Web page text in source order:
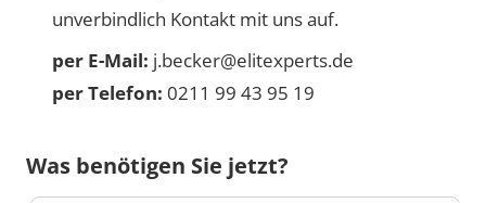
unverbindlich Kontakt mit uns auf.
per E-Mail: j.becker@elitexperts.de
per Telefon: 0211 99 43 95 19
Was benötigen Sie jetzt?